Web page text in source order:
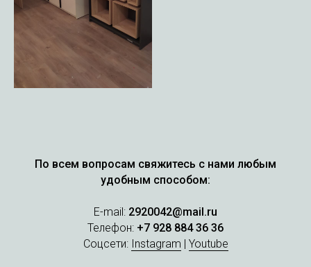
По всем вопросам свяжитесь с нами любым
удобным способом:
E-mail: 2920042@mail.ru
Телефон: +7 928 884 36 36
Соцсети: Instagram | Youtube